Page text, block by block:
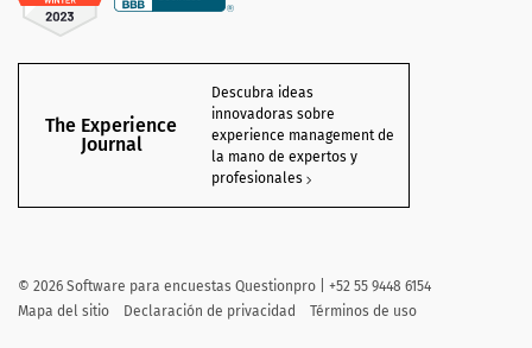
The Experience
Journal
Descubra ideas
innovadoras sobre
experience management de
la mano de expertos y
profesionales
© 2026 Software para encuestas Questionpro | +52 55 9448 6154
Mapa del sitio
Declaración de privacidad Términos de uso